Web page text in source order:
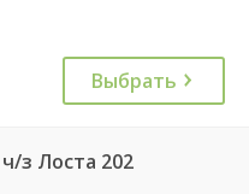
Выбрать
з Лоста 202